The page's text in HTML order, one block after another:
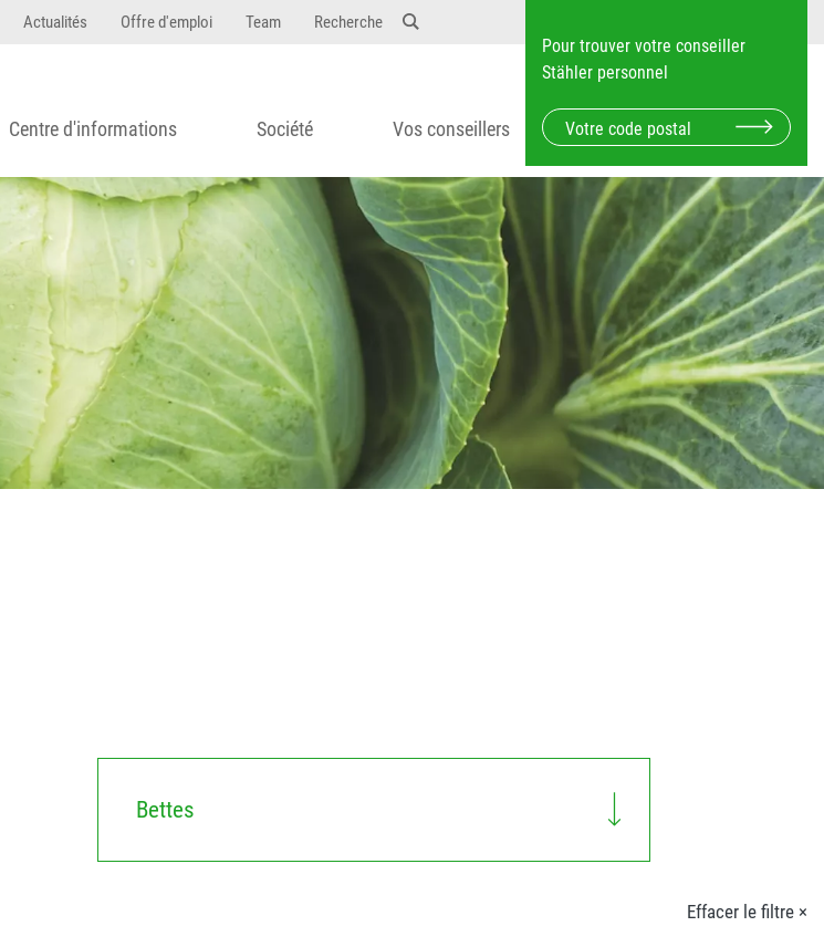
Actualités Offre d'emploi Team Recherche
Pour trouver votre conseiller
Stähler personnel
Centre d'informations Société Vos conseillers
Bettes
Effacer le filtre ×